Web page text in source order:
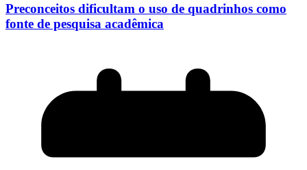
Preconceitos dificultam o uso de quadrinhos como
fonte de pesquisa acadêmica